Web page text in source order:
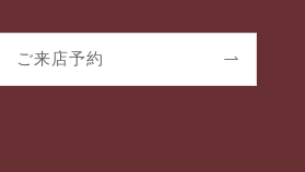
ご来店予約